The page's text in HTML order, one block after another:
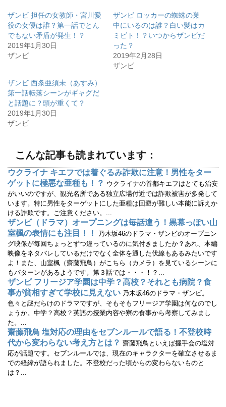
て
T
w
i
t
t
e
r
で
新
し
い
ウ
ィ
ン
ド
ウ
ま
す
o
k
で
共
有
す
ッ
し
て
く
だ
い
ウ
ィ
ン
ド
ウ
で
開
き
ま
ザンビ 担任の女教師・宮川愛
役の女優は誰？第一話でとん
でもない矛盾が発生！？
2019年1月30日
ザンビ
ザンビ ロッカーの蜘蛛の巣
中にいるのは誰？白い髪はカ
ミビト！？いつからザンビだ
った？
2019年2月28日
ザンビ
ザンビ 西条亜須未（あすみ）
第一話転落シーンがギャグだ
と話題に？頭が重くて？
2019年1月30日
ザンビ
こんな記事も読まれています：
ウクライナ キエフでは着ぐるみ詐欺に注意！男性をター
ゲットに極悪な亜種も！？ ウクライナの首都キエフはとても治安
がいいのですが、観光名所である独立広場付近では詐欺被害が多発して
います。特に男性をターゲットにした亜種は回避が難しい本能に訴えか
ける詐欺です。ご注意ください。...
ザンビ（ドラマ）オープニングは毎話違う！黒幕っぽい山
室楓の表情にも注目！！
乃木坂46のドラマ・ザンビのオープニン
グ映像が毎回ちょっとずつ違っているのに気付きましたか？あれ、本編
映像をネタバレしているだけでなく全体を通した伏線もあるみたいです
よ！また、山室楓（齋藤飛鳥）がこちら（カメラ）を見ているシーンに
もパターンがあるようです。第３話では・・・！？...
ザンビ フリージア学園は中学？高校？それとも病院？食
事が貧相すぎて学校に見えない 乃木坂46のドラマ・ザンビ。
色々と謎だらけのドラマですが、そもそもフリージア学園は何なのでし
ょうか。中学？高校？英語の授業内容や寮の食事から考察してみまし
た。...
齋藤飛鳥 塩対応の理由をセブンルールで語る！不登校時
代から変わらない考え方とは？ 齋藤飛鳥といえば握手会の塩対
応が話題です。セブンルールでは、現在のキャラクターを確立させるま
での経緯が語られました。不登校だった頃からの変わらないものと
は？...